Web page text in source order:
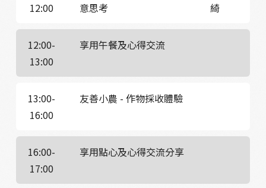
12:00 意思考 綺
12:00-
13:00
享用午餐及心得交流
13:00-
16:00
友善小農 - 作物採收體驗
16:00-
17:00
享用點心及心得交流分享